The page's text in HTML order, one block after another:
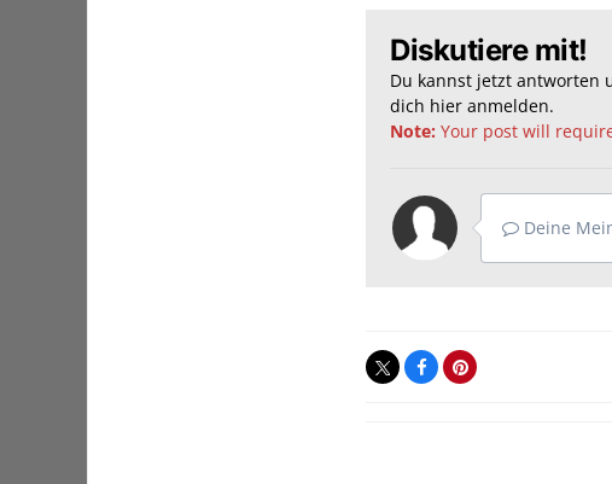
Diskutiere mit!
Du kannst jetzt antworten
dich hier anmelden.
Note: Your post will
Deine